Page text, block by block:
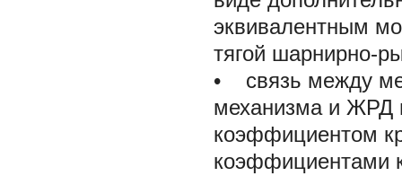
эквивалентным
тягой шарнирно-
• связь между
механизма и ЖРД
коэффициентом
коэффициентами